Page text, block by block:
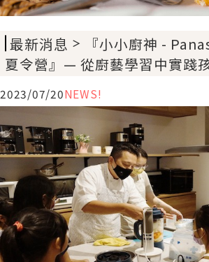
最新消息 ＞
『小小廚神 -
夏令營』— 從廚藝學習中實踐
2023/07/20NEWS!